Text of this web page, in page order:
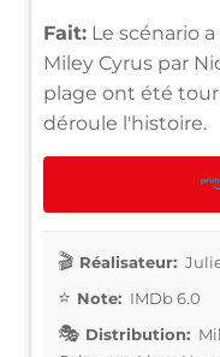
Fait: Le scénario
Miley Cyrus par
plage ont été
déroule l'histoire.
Réalisateur:
Note: IMDb 6.0
Distribution: